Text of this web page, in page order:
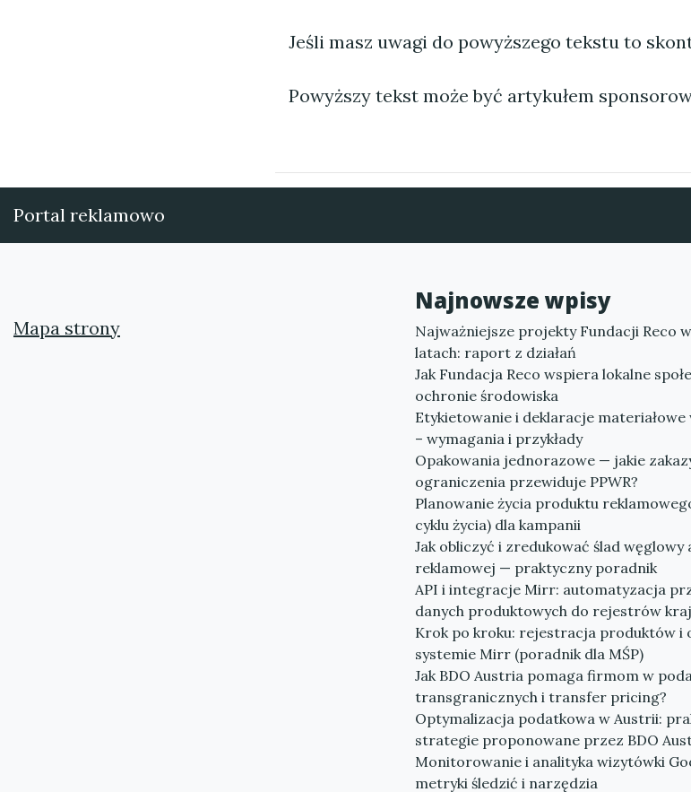
Jeśli masz uwagi do powyższego tekstu to
Powyższy tekst może być artykułem
Portal reklamowo
Mapa strony
Najnowsze wpisy
Najważniejsze projekty Fundacji Reco
latach: raport z działań
Jak Fundacja Reco wspiera lokalne
ochronie środowiska
Etykietowanie i deklaracje materiałowe
– wymagania i przykłady
Opakowania jednorazowe — jakie
ograniczenia przewiduje PPWR?
Planowanie życia produktu
cyklu życia) dla kampanii
Jak obliczyć i zredukować ślad węglowy
reklamowej — praktyczny poradnik
API i integracje Mirr: automatyzacja
danych produktowych do rejestrów
Krok po kroku: rejestracja produktów i
systemie Mirr (poradnik dla MŚP)
Jak BDO Austria pomaga firmom w
transgranicznych i transfer pricing?
Optymalizacja podatkowa w Austrii:
strategie proponowane przez BDO
Monitorowanie i analityka wizytówki
metryki śledzić i narzędzia